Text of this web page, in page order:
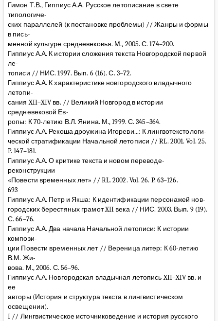
Гимон Т.В., Гиппиус А.А. Русское летописание в свете
типологиче-
ских параллелей (к постановке проблемы) // Жанры и формы
в пись-
менной культуре средневековья. М., 2005. С. 174–200.
Гиппиус А.А. К истории сложения текста Новгородской первой
ле-
тописи // НИС. 1997. Вып. 6 (16). С. 3–72.
Гиппиус А.А. К характеристике новгородского владычного
летопи-
сания XII–XIV вв. // Великий Новгород в истории
средневековой Ев-
ропы: К 70-летию В.Л. Янина. М., 1999. С. 345–364.
Гиппиус А.А. Рекоша дроужина Игореви...: К лингвотекстологи-
ческой стратификации Начальной летописи // RL. 2001. Vol. 25.
P. 147–181.
Гиппиус А.А. О критике текста и новом переводе-
реконструкции
«Повести временных лет» // RL. 2002. Vol. 26. P. 63–126.
693
Гиппиус А.А. Петр и Якша: К идентификации персонажей нов-
городских берестяных грамот XII века // НИС. 2003. Вып. 9 (19).
С. 66–76.
Гиппиус А.А. Два начала Начальной летописи: К истории
компози-
ции Повести временных лет // Вереница литер: К 60-летию
В.М. Жи-
вова. М., 2006. С. 56–96.
Гиппиус А.А. Новгородская владычная летопись XII–XIV вв. и
ее
авторы (История и структура текста в лингвистическом
освещении).
I // Лингвистическое источниковедение и история русского